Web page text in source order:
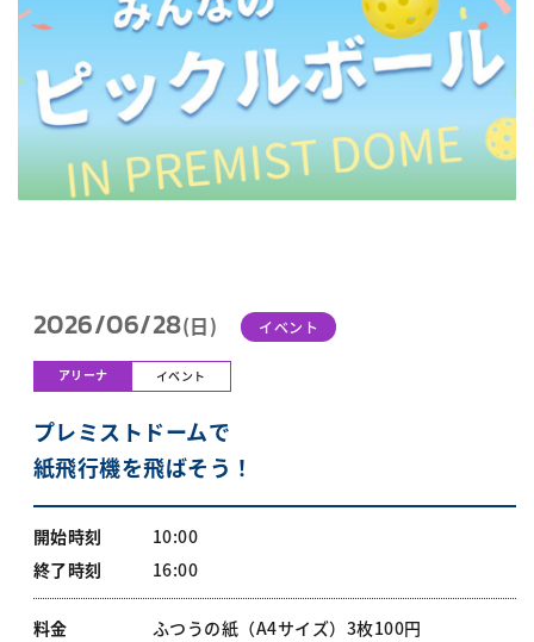
2026/06/28(日) イベント
アリーナ イベント
プレミストドームで
紙飛行機を飛ばそう！
開始時刻
10:00
終了時刻
16:00
料金 ふつうの紙（A4サイズ）3枚100円